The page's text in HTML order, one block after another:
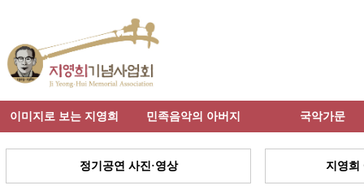
이미지로 보는 지영희 민족음악의 아버지 국악가문
정기공연 사진·영상 지영희